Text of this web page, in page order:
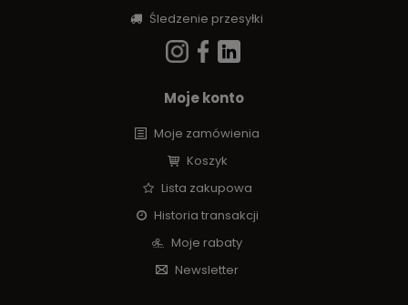
Śledzenie przesyłki
Moje konto
Moje zamówienia
Koszyk
Lista zakupowa
Historia transakcji
Moje rabaty
Newsletter